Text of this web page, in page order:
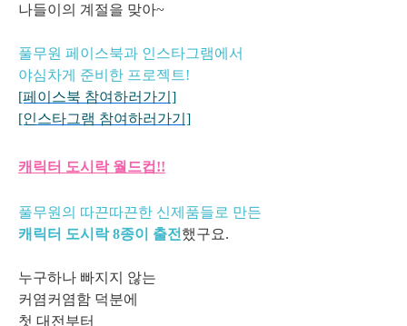
나들이의 계절을 맞아~
풀무원 페이스북과 인스타그램에서
야심차게 준비한 프로젝트!
[페이스북 참여하러가기]
[인스타그램 참여하러가기]
캐릭터 도시락 월드컵!!
풀무원의 따끈따끈한 신제품들로 만든
캐릭터 도시락 8종이 출전 했구요.
누구하나 빠지지 않는
커염커염함 덕분에
첫 대전부터